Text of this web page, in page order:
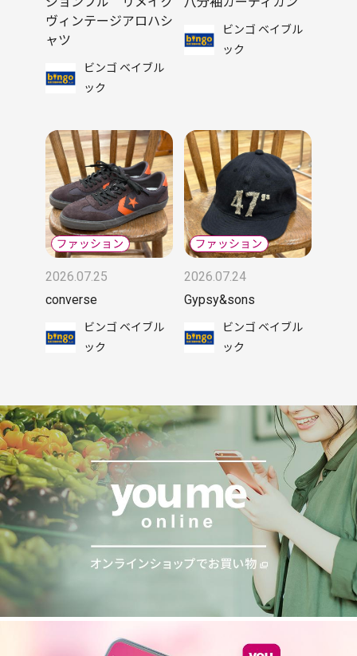
ヴィンテージアロハシ
ャツ
ビンゴ ベイブル
ック
ビンゴ ベイブル
ック
2026.07.25
converse
ビンゴ ベイブル
ック
2026.07.24
Gypsy&sons
ビンゴ ベイブル
ック